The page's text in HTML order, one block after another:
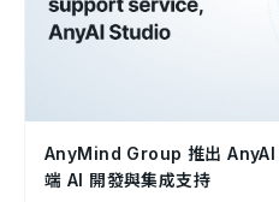
AnyMind Group 推出 AnyAI
端 AI 開發與集成支持